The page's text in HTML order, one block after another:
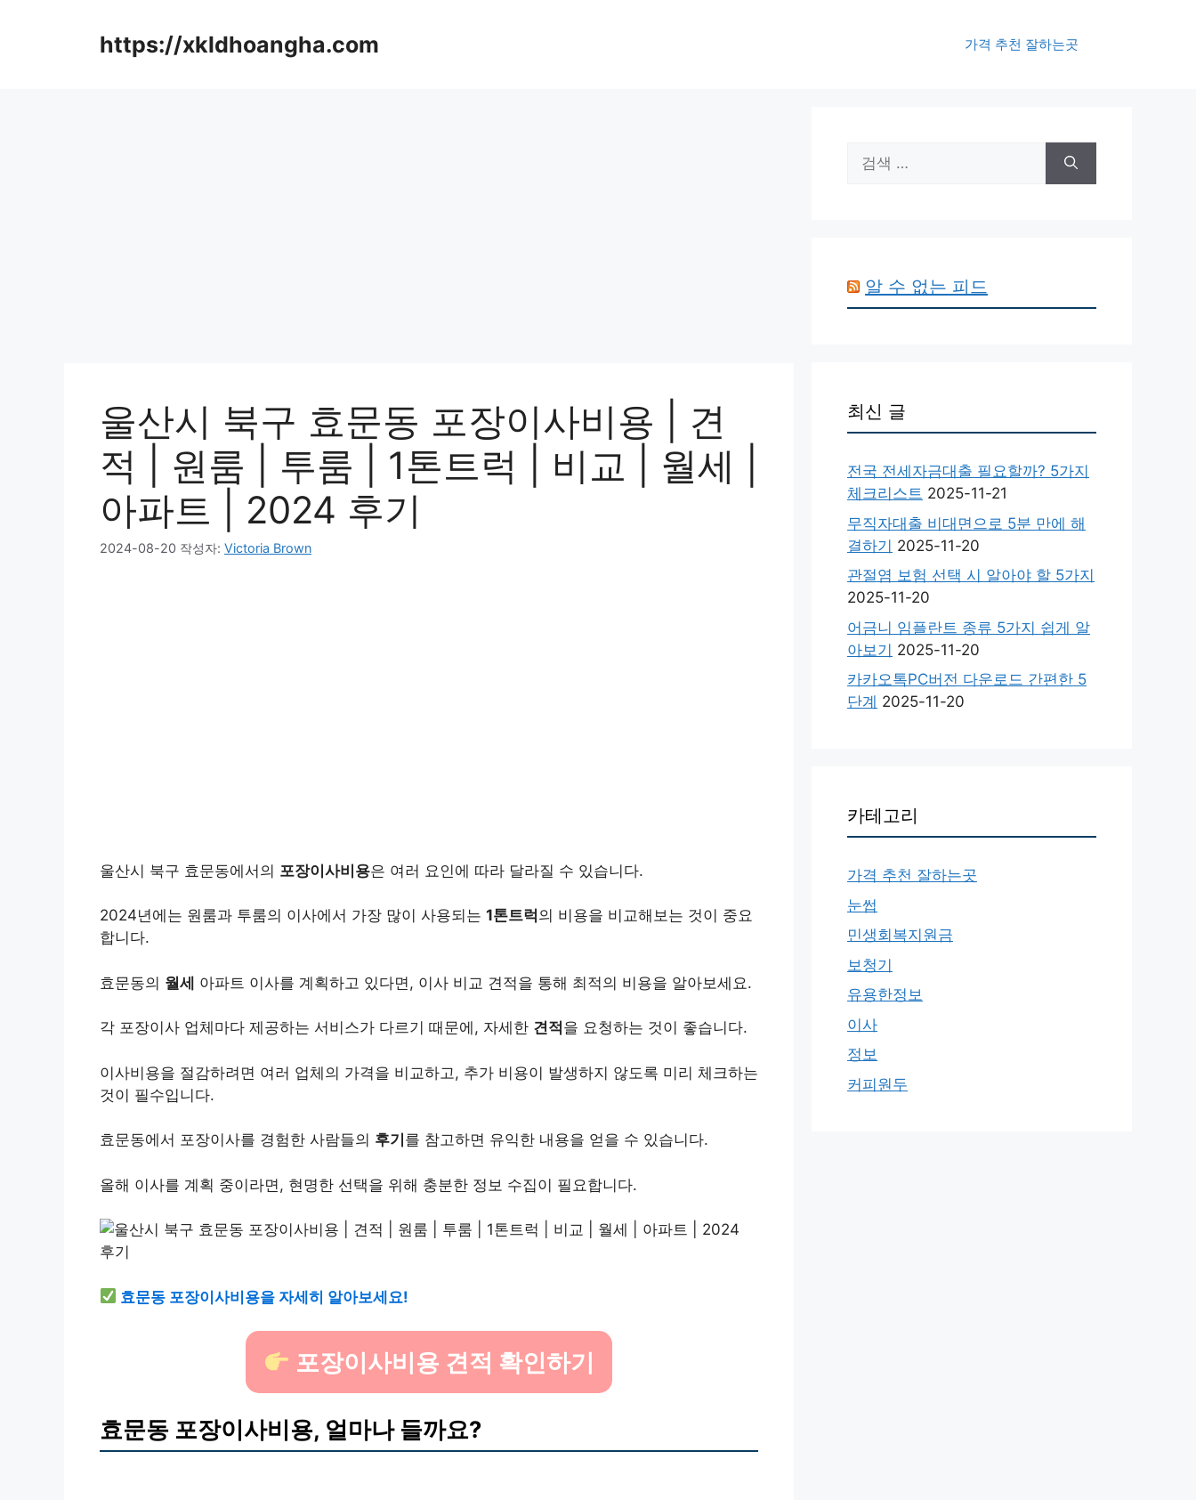
https://xkldhoangha.com 가격 추천 잘하는곳
울산시 북구 효문동 포장이사비용 | 견
적 | 원룸 | 투룸 | 1톤트럭 | 비교 | 월세 |
아파트 | 2024 후기
2024-08-20 작성자: Victoria Brown
울산시 북구 효문동에서의 포장이사비용은 여러 요인에 따라 달라질 수 있습니다.
2024년에는 원룸과 투룸의 이사에서 가장 많이 사용되는 1톤트럭 의 비용을 비교해보는 것이 중요
합니다.
효문동의 월세 아파트 이사를 계획하고 있다면, 이사 비교 견적을 통해 최적의 비용을 알아보세요.
각 포장이사 업체마다 제공하는 서비스가 다르기 때문에, 자세한 견적 을 요청하는 것이 좋습니다.
이사비용을 절감하려면 여러 업체의 가격을 비교하고, 추가 비용이 발생하지 않도록 미리 체크하는
것이 필수입니다.
효문동에서 포장이사를 경험한 사람들의 후기 를 참고하면 유익한 내용을 얻을 수 있습니다.
올해 이사를 계획 중이라면, 현명한 선택을 위해 충분한 정보 수집이 필요합니다.
효문동 포장이사비용을 자세히 알아보세요!
포장이사비용 견적 확인하기
효문동 포장이사비용, 얼마나 들까요?
색:
알 수 없는 피드
최신 글
전국 전세자금대출 필요할까? 5가지
체크리스트 2025-11-21
무직자대출 비대면으로 5분 만에 해
결하기 2025-11-20
관절염 보험 선택 시 알아야 할 5가지
2025-11-20
어금니 임플란트 종류 5가지 쉽게 알
아보기 2025-11-20
카카오톡PC버전 다운로드 간편한 5
단계 2025-11-20
카테고리
가격 추천 잘하는곳
눈썹
민생회복지원금
보청기
유용한정보
이사
정보
커피원두